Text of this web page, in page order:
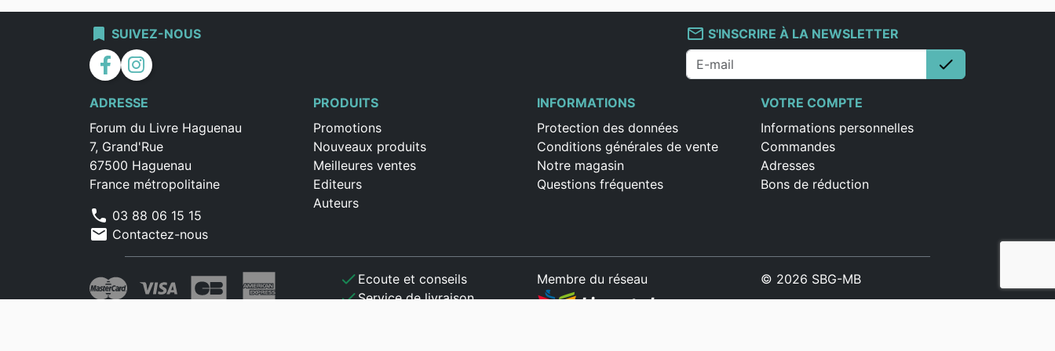
bookmark SUIVEZ-NOUS
facebook instagram
mail_outline S'INSCRIRE À LA NEWSLETTER
check
ADRESSE
Forum du Livre Haguenau
7, Grand'Rue
67500 Haguenau
France métropolitaine
phone 03 88 06 15 15
mail Contactez-nous
PRODUITS
Promotions
Nouveaux produits
Meilleures ventes
Editeurs
Auteurs
INFORMATIONS
Protection des données
Conditions générales de vente
Notre magasin
Questions fréquentes
VOTRE COMPTE
Informations personnelles
Commandes
Adresses
Bons de réduction
check Ecoute et conseils
checkService de livraison
Membre du réseau © 2026 SBG-MB